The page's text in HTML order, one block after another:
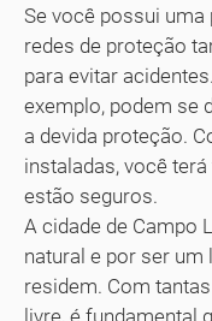
Se você possui
redes de proteção
para evitar
exemplo, podem se
a devida proteção.
instaladas, você
estão seguros.
A cidade de Campo
natural e por ser
residem. Com